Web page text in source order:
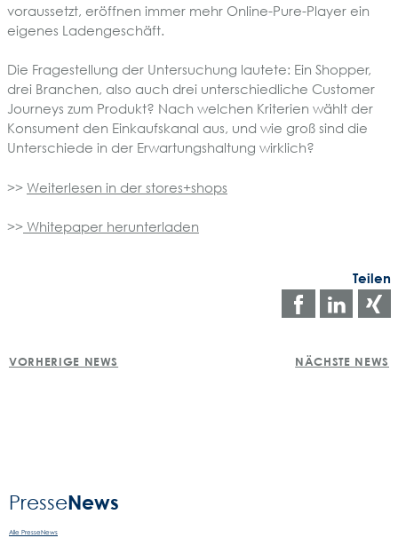
voraussetzt, eröffnen immer mehr Online-Pure-Player ein
eigenes Ladengeschäft.
Die Fragestellung der Untersuchung lautete: Ein Shopper,
drei Branchen, also auch drei unterschiedliche Customer
Journeys zum Produkt? Nach welchen Kriterien wählt der
Konsument den Einkaufskanal aus, und wie groß sind die
Unterschiede in der Erwartungshaltung wirklich?
>> Weiterlesen in der stores+shops
>> Whitepaper herunterladen
Teilen
Auf
teilen
Auf
POST
VORHERIGE NEWS NÄCHSTE NEWS
Presse­News
Alle PresseNews